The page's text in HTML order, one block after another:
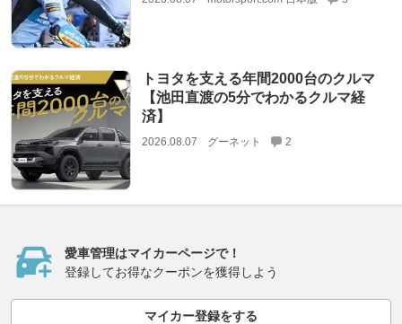
トヨタを支える年間2000台のクルマ
【池田直渡の5分でわかるクルマ経
済】
2026.08.07 グーネット 2
愛車管理はマイカーページで！
登録してお得なクーポンを獲得しよう
マイカー登録をする